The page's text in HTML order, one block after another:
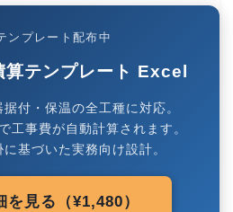
ンプレート配布中
テンプレート Excel
付・保温の全工種に対応。
工事費が自動計算されます。
基づいた実務向け設計。
見る（¥1,480）